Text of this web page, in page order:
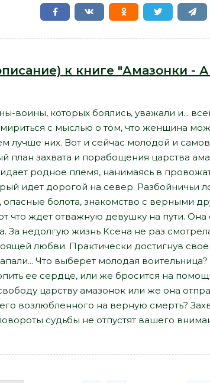
к книге "Амазонки -
которых боялись, уважали и...
с мыслью о том, что женщина
лучше них. Вот и сейчас молодой и
план захвата и порабощения царства
родное племя, нанимаясь в
идет дорогой на север. Разбойничьи
болота, знакомство с верными
что ждет отважную девушку на пути. Она
За недолгую жизнь Ксена не раз
любви. Практически достигнув
Что выберет молодая
ее сердце, или же бросится на
царству амазонок или же она
возлюбленного на верную смерть?
судьбы не отпустят вашего